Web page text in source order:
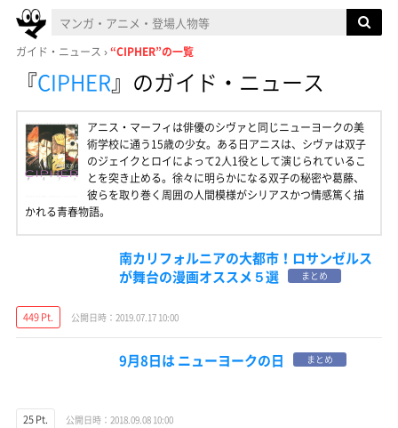
ガイド・ニュース “CIPHER”の一覧
『CIPHER』 のガイド・ニュース
アニス・マーフィは俳優のシヴァと同じニューヨークの美
術学校に通う15歳の少女。ある日アニスは、シヴァは双子
のジェイクとロイによって2人1役として演じられているこ
とを突き止める。徐々に明らかになる双子の秘密や葛藤、
彼らを取り巻く周囲の人間模様がシリアスかつ情感篤く描
かれる青春物語。
南カリフォルニアの大都市！ロサンゼルス
が舞台の漫画オススメ５選
まとめ
449 Pt. 公開日時：2019.07.17 10:00
9月8日は ニューヨークの日 まとめ
25 Pt. 公開日時：2018.09.08 10:00